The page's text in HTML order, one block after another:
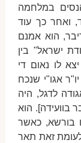
במלחמה
ואחר כך עוד
הוא אמנם
ישראל" בין
לו נאום די
אגו"י שנכח
לדגל, היה
בוועידה]. הוא
בורשא, כאשר
זאת תאר